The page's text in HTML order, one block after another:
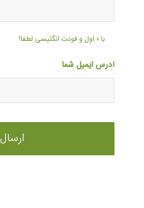
با ۰ اول و فونت انگلیسی لطفا!
آدرس ایمیل شما